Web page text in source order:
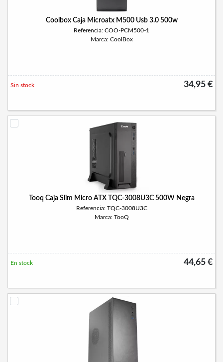
Coolbox Caja Microatx M500 Usb 3.0 500w
Referencia: COO-PCM500-1
Marca: CoolBox
34,95 €
Sin stock
Tooq Caja Slim Micro ATX TQC-3008U3C 500W Negra
Referencia: TQC-3008U3C
Marca: TooQ
44,65 €
En stock